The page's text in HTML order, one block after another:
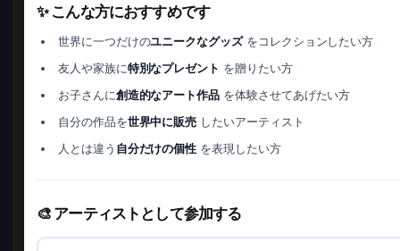
✨ こんな方におすすめです
世界に一つだけのユニークなグッズ をコレクションしたい方
友人や家族に特別なプレゼント を贈りたい方
お子さんに創造的なアート作品 を体験させてあげたい方
自分の作品を世界中に販売 したいアーティスト
人とは違う 自分だけの個性 を表現したい方
🎨 アーティストとして参加する